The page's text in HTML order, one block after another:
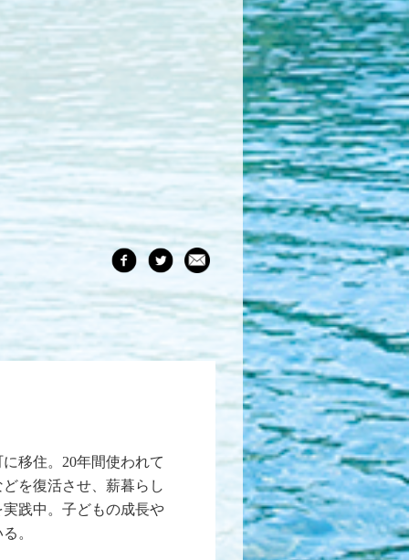
移住。20年間使われて
を復活させ、薪暮らし
践中。子どもの成長や
。